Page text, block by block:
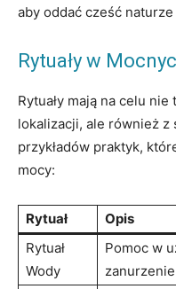
aby oddać cześć
Rytuały w
Rytuały mają ‍na‌ celu
lokalizacji, ale również z
przykładów ‌praktyk,
mocy:
Rytuał
Opis
Rytuał
Wody
Pomoc w​